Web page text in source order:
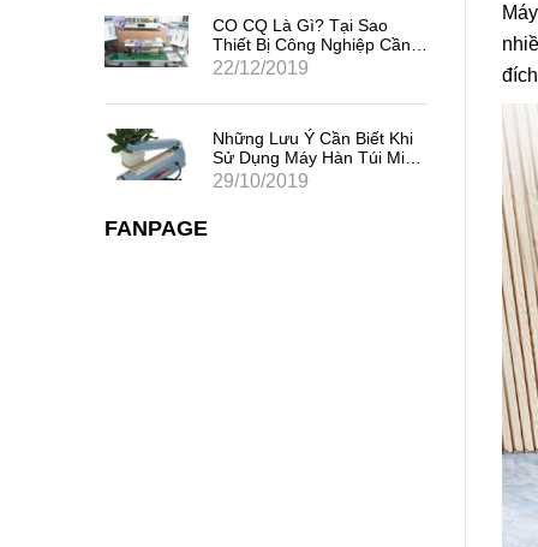
CO CQ Là Gì? Tại Sao
Thiết Bị Công Nghiệp Cần
Có CO CQ?
22/12/2019
Những Lưu Ý Cần Biết Khi
Sử Dụng Máy Hàn Túi Mini
Dập Tay
29/10/2019
FANPAGE